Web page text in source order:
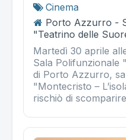
Cinema
Porto Azzurro -
"Teatrino delle
Martedì 30 aprile
Sala Polifunzionale
di Porto Azzurro,
"Montecristo –
rischiò di